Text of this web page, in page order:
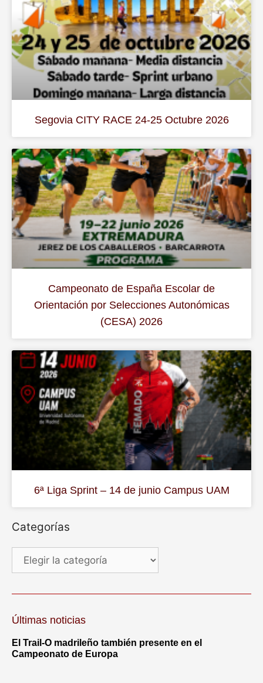
Segovia CITY RACE 24-25 Octubre 2026
Campeonato de España Escolar de
Orientación por Selecciones Autonómicas
(CESA) 2026
6ª Liga Sprint – 14 de junio Campus UAM
Categorías
Últimas noticias
El Trail-O madrileño también presente en el
Campeonato de Europa